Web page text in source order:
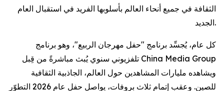
الثقافة في جميع أنحاء العالم بأسلوبها الفريد في استقبال العام
الجديد.
كل عام، يُجسِّد برنامج "حفل مهرجان الربيع"، وهو برنامج
تلفزيوني سنوي يُبث مباشرةً من قِبل China Media Group
ويشاهده مليارات المشاهدين حول العالم، الجاذبية الثقافية
للصين. وعقب إتمام ثلاث بروفات، يواصل حفل عام 2026 التطوّر